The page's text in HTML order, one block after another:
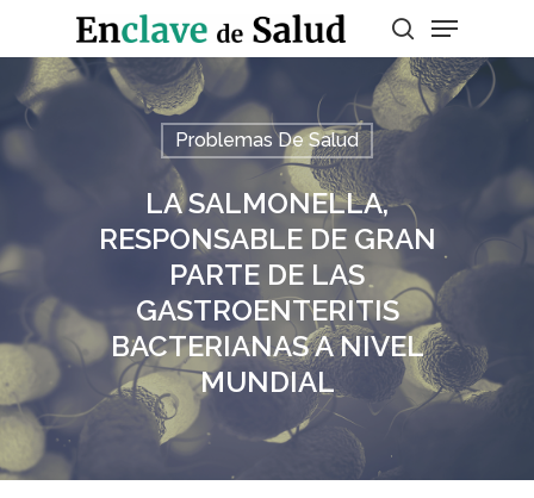
Presiona enter para buscar o ESC para
Problemas De Salud
LA SALMONELLA,
RESPONSABLE DE GRAN
PARTE DE LAS
GASTROENTERITIS
BACTERIANAS A NIVEL
MUNDIAL